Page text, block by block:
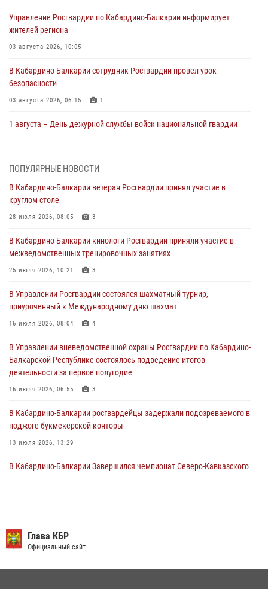
Управление Росгвардии по Кабардино-Балкарии информирует
жителей региона
03 августа 2026, 10:05
В Кабардино‑Балкарии сотрудник Росгвардии провел урок
безопасности
03 августа 2026, 06:15 1
1 августа – День дежурной службы войск национальной гвардии
мировой войне 1914-1918 годов
01 августа 2026, 07:30
поздравил специалистов подразделений тыла с профессиональным
праздником
01 августа 2026, 00:10
Росгвардия обеспечивает безопасность граждан на южном
направлении
31 июля 2026, 09:22
Состоялась рабочая встреча директора Росгвардии Героя России
генерала армии Виктора Золотова с заместителем полномочного
представителя Президента Российской Федерации в Северо-
Кавказском федеральном округе Виталием Кузнецовым
ПОПУЛЯРНЫЕ НОВОСТИ
В Кабардино-Балкарии ветеран Росгвардии принял участие в
круглом столе
28 июля 2026, 08:05 3
В Кабардино-Балкарии кинологи Росгвардии приняли участие в
межведомственных тренировочных занятиях
25 июля 2026, 10:21 3
В Управлении Росгвардии состоялся шахматный турнир,
приуроченный к Международному дню шахмат
16 июля 2026, 08:04 4
В Управлении вневедомственной охраны Росгвардии по Кабардино-
Балкарской Республике состоялось подведение итогов
деятельности за первое полугодие
16 июля 2026, 06:55 3
В Кабардино-Балкарии росгвардейцы задержали подозреваемого в
поджоге букмекерской конторы
13 июля 2026, 13:29
В Кабардино-Балкарии Завершился чемпионат Северо-Кавказского
округе Росгвардии
09 июля 2026, 08:36
Глава КБР
Официальный сайт